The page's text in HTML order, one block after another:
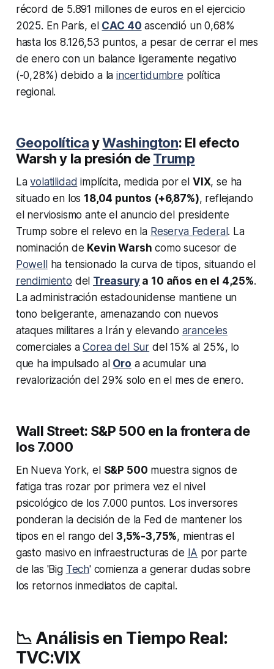
récord de 5.891 millones de euros en el ejercicio
2025. En París, el CAC 40 ascendió un 0,68%
hasta los 8.126,53 puntos, a pesar de cerrar el mes
de enero con un balance ligeramente negativo
(-0,28%) debido a laincertidumbre política
regional.
GeopolíticayWashington: El efecto
Warsh y la presión deTrump
Lavolatilidad implícita, medida por el VIX, se ha
situado en los 18,04 puntos (+6,87%), reflejando
el nerviosismo ante el anuncio del presidente
Trump sobre el relevo en la Reserva Federal . La
nominación de Kevin Warsh como sucesor de
Powell
ha tensionado la curva de tipos, situando el
rendimiento del Treasurya 10 años en el 4,25%.
La administración estadounidense mantiene un
tono beligerante, amenazando con nuevos
ataques militares a Irán y elevando aranceles
comerciales aCorea del Sur del 15% al 25%, lo
que ha impulsado al Oro a acumular una
revalorización del 29% solo en el mes de enero.
Wall Street: S&P 500 en la frontera de
los 7.000
En Nueva York, el S&P 500 muestra signos de
fatiga tras rozar por primera vez el nivel
psicológico de los 7.000 puntos. Los inversores
ponderan la decisión de la Fed de mantener los
tipos en el rango del 3,5%-3,75%, mientras el
gasto masivo en infraestructuras de IA por parte
de las 'Big Tech' comienza a generar dudas sobre
los retornos inmediatos de capital.
📉 Análisis en Tiempo Real:
TVC:VIX